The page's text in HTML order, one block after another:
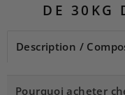
DE 30KG
Description /
Pourquoi acheter